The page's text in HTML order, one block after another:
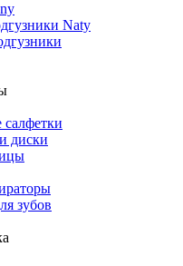
Naty
диски
зубов